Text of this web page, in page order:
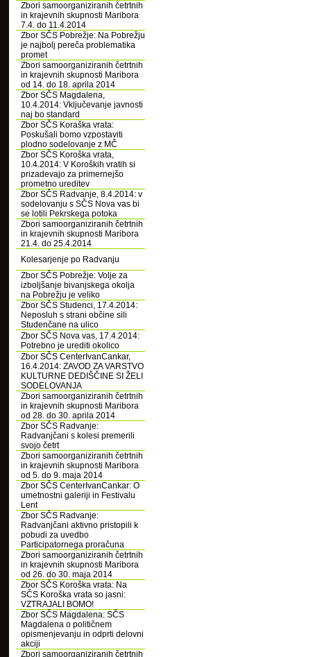
Zbori samoorganiziranih četrtnih
in krajevnih skupnosti Maribora
7.4. do 11.4.2014
Zbor SČS Pobrežje: Na Pobrežju
je najbolj pereča problematika
promet
Zbori samoorganiziranih četrtnih
in krajevnih skupnosti Maribora
od 14. do 18. aprila 2014
Zbor SČS Magdalena,
10.4.2014: Vključevanje javnosti
naj bo standard
Zbor SČS Koraška vrata:
Poskušali bomo vzpostaviti
plodno sodelovanje z MČ
Zbor SČS Koroška vrata,
10.4.2014: V Koroških vratih si
prizadevajo za primernejšo
prometno ureditev
Zbor SČS Radvanje, 8.4.2014: v
sodelovanju s SČS Nova vas bi
se lotili Pekrskega potoka
Zbori samoorganiziranih četrtnih
in krajevnih skupnosti Maribora
21.4. do 25.4.2014
Kolesarjenje po Radvanju
Zbor SČS Pobrežje: Volje za
izboljšanje bivanjskega okolja
na Pobrežju je veliko
Zbor SČS Studenci, 17.4.2014:
Neposluh s strani občine sili
Studenčane na ulico
Zbor SČS Nova vas, 17.4.2014:
Potrebno je urediti okolico
Zbor SČS CenterIvanCankar,
16.4.2014: ZAVOD ZA VARSTVO
KULTURNE DEDIŠČINE SI ŽELI
SODELOVANJA
Zbori samoorganiziranih četrtnih
in krajevnih skupnosti Maribora
od 28. do 30. aprila 2014
Zbor SČS Radvanje:
Radvanjčani s kolesi premerili
svojo četrt
Zbori samoorganiziranih četrtnih
in krajevnih skupnosti Maribora
od 5. do 9. maja 2014
Zbor SČS CenterIvanCankar: O
umetnostni galeriji in Festivalu
Lent
Zbor SČS Radvanje:
Radvanjčani aktivno pristopili k
pobudi za uvedbo
Participatornega proračuna
Zbori samoorganiziranih četrtnih
in krajevnih skupnosti Maribora
od 26. do 30. maja 2014
Zbor SČS Koroška vrata: Na
SČS Koroška vrata so jasni:
VZTRAJALI BOMO!
Zbor SČS Magdalena: SČS
Magdalena o političnem
opismenjevanju in odprti delovni
akciji
Zbori samoorganiziranih četrtnih